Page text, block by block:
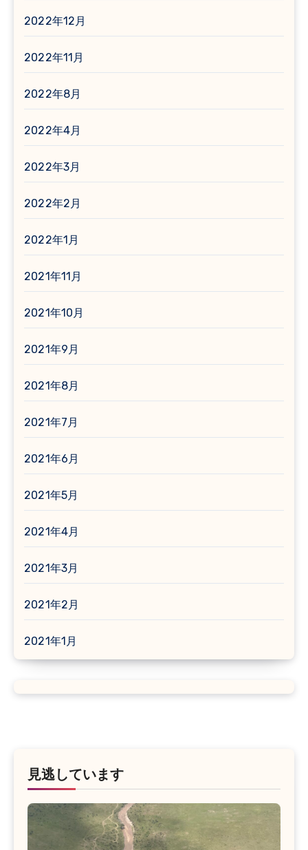
2022年12月
2022年11月
2022年8月
2022年4月
2022年3月
2022年2月
2022年1月
2021年11月
2021年10月
2021年9月
2021年8月
2021年7月
2021年6月
2021年5月
2021年4月
2021年3月
2021年2月
2021年1月
見逃しています